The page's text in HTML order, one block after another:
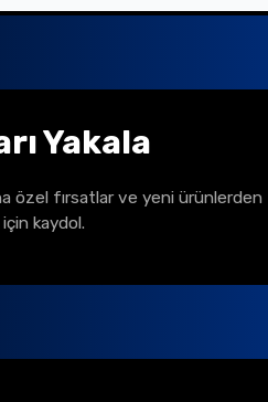
Yakala
özel fırsatlar ve yeni ürünlerden
kaydol.